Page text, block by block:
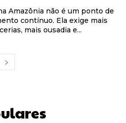
Amazônia não é um ponto de
contínuo. Ela exige mais
mais ousadia e...